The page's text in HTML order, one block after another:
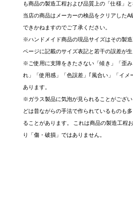
も商品の製造工程および品質上の「仕様」と
当店の商品はメーカーの検品をクリアしたA
できかねますのでご了承ください。
※ハンドメイド商品の現品サイズはその製
ページに記載のサイズ表記と若干の誤差が生
※ご使用に支障をきたさない「傾き」「歪
れ」「使用感」「色誤差」｢風合い」「イメ
あります。
※ガラス製品に気泡が見られることがござ
どは昔ながらの手法で作られているものも
ることがあります。 これは商品の製造工程
り「傷・破損」ではありません。